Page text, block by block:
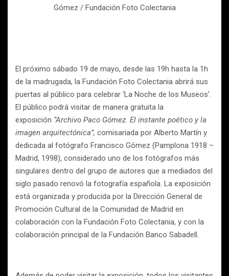
Gómez / Fundación Foto Colectania
El próximo sábado 19 de mayo, desde las 19h hasta la 1h
de la madrugada, la Fundación Foto Colectania abrirá sus
puertas al público para celebrar ‘La Noche de los Museos’.
El público podrá visitar de manera gratuita la
exposición “Archivo Paco Gómez. El instante poético y la
imagen arquitectónica”, comisariada por Alberto Martín y
dedicada al fotógrafo Francisco Gómez (Pamplona 1918 –
Madrid, 1998), considerado uno de los fotógrafos más
singulares dentro del grupo de autores que a mediados del
siglo pasado renovó la fotografía española. La exposición
está organizada y producida por la Dirección General de
Promoción Cultural de la Comunidad de Madrid en
colaboración con la Fundación Foto Colectania, y con la
colaboración principal de la Fundación Banco Sabadell.